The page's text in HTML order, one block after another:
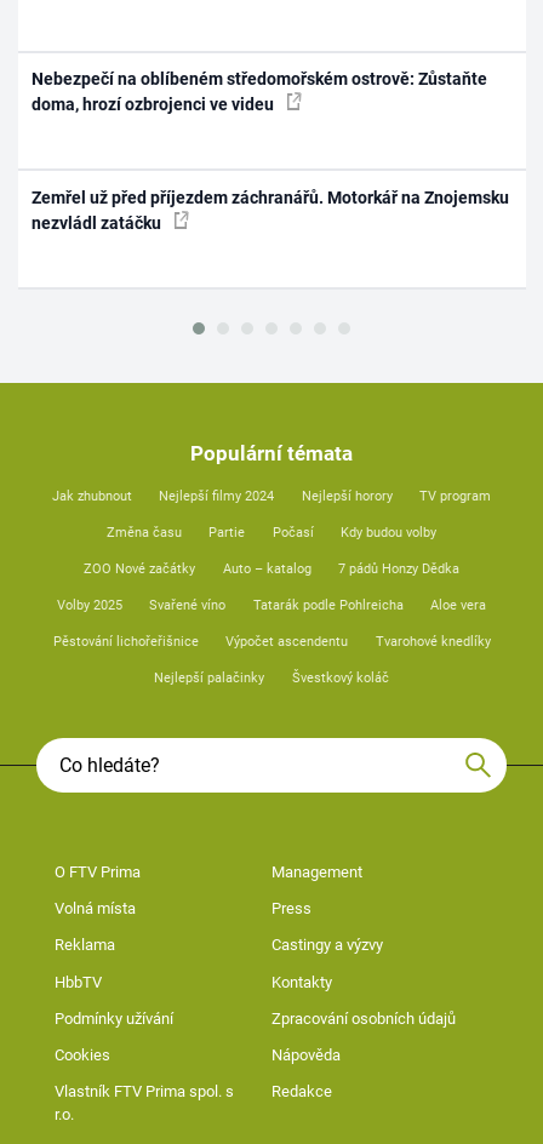
Nebezpečí na oblíbeném středomořském ostrově: Zůstaňte
doma, hrozí ozbrojenci ve videu
Zemřel už před příjezdem záchranářů. Motorkář na Znojemsku
nezvládl zatáčku
Populární témata
Jak zhubnout Nejlepší filmy 2024 Nejlepší horory TV program
Změna času Partie Počasí Kdy budou volby
ZOO Nové začátky Auto – katalog 7 pádů Honzy Dědka
Volby 2025 Svařené víno Tatarák podle Pohlreicha Aloe vera
Pěstování lichořeřišnice Výpočet ascendentu Tvarohové knedlíky
Nejlepší palačinky Švestkový koláč
O FTV Prima Management
Volná místa Press
Reklama Castingy a výzvy
HbbTV Kontakty
Podmínky užívání Zpracování osobních údajů
Cookies Nápověda
Vlastník FTV Prima spol. s
r.o.
Redakce